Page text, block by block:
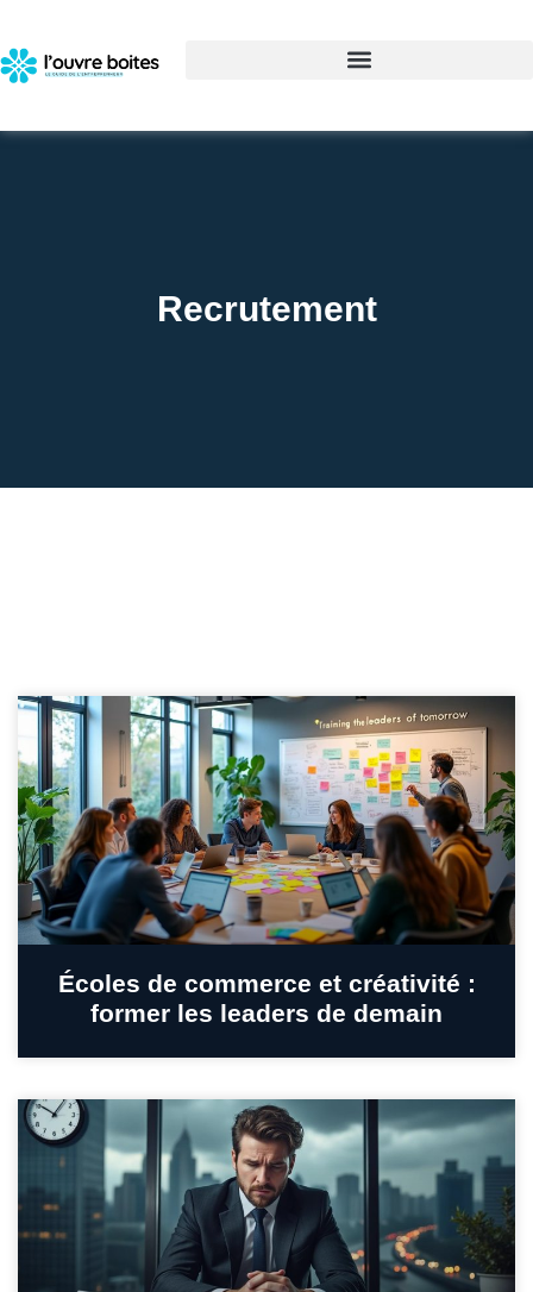
Recrutement
Écoles de commerce et créativité :
former les leaders de demain